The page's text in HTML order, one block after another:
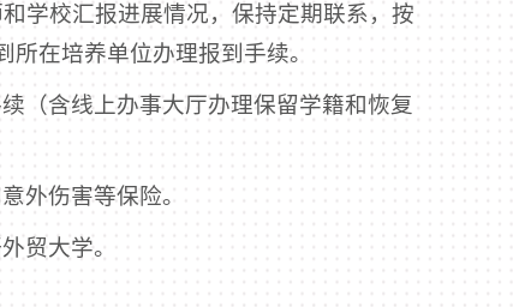
学校汇报进展情况，保持定期联系，按
在培养单位办理报到手续。
（含线上办事大厅办理保留学籍和恢复
外伤害等保险。
贸大学。